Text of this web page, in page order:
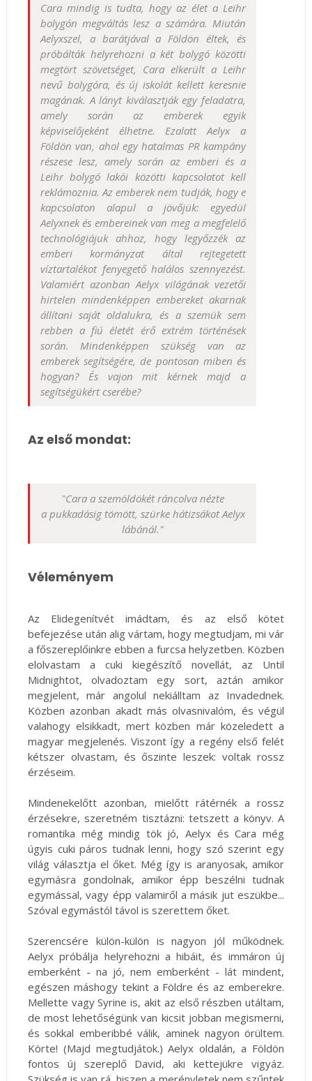
Cara mindig is tudta, hogy az élet a Leihr
bolygón megváltás lesz a számára. Miután
Aelyxszel, a barátjával a Földön éltek, és
próbálták helyrehozni a két bolygó közötti
megtört szövetséget, Cara elkerült a Leihr
nevű bolygóra, és új iskolát kellett keresnie
magának. A lányt kiválasztják egy feladatra,
amely során az emberek egyik
képviselőjeként élhetne. Ezalatt Aelyx a
Földön van, ahol egy hatalmas PR kampány
részese lesz, amely során az emberi és a
Leihr bolygó lakói közötti kapcsolatot kell
reklámoznia. Az emberek nem tudják, hogy e
kapcsolaton alapul a jövőjük: egyedül
Aelyxnek és embereinek van meg a megfelelő
technológiájuk ahhoz, hogy legyőzzék az
emberi kormányzat által rejtegetett
víztartalékot fenyegető halálos szennyezést.
Valamiért azonban Aelyx világának vezetői
hirtelen mindenképpen embereket akarnak
állítani saját oldalukra, és a szemük sem
rebben a fiú életét érő extrém történések
során. Mindenképpen szükség van az
emberek segítségére, de pontosan miben és
hogyan? És vajon mit kérnek majd a
segítségükért cserébe?
Az első mondat:
"Cara a szemöldökét ráncolva nézte
a pukkadásig tömött, szürke hátizsákot Aelyx
lábánál."
Véleményem
Az Elidegenítvét imádtam, és az első kötet
befejezése után alig vártam, hogy megtudjam, mi vár
a főszereplőinkre ebben a furcsa helyzetben. Közben
elolvastam a cuki kiegészítő novellát, az Until
Midnightot, olvadoztam egy sort, aztán amikor
megjelent, már angolul nekiálltam az Invadednek.
Közben azonban akadt más olvasnivalóm, és végül
valahogy elsikkadt, mert közben már közeledett a
magyar megjelenés. Viszont így a regény első felét
kétszer olvastam, és őszinte leszek: voltak rossz
érzéseim.
Mindenekelőtt azonban, mielőtt rátérnék a rossz
érzésekre, szeretném tisztázni: tetszett a könyv. A
romantika még mindig tök jó, Aelyx és Cara még
úgyis cuki páros tudnak lenni, hogy szó szerint egy
világ választja el őket. Még így is aranyosak, amikor
egymásra gondolnak, amikor épp beszélni tudnak
egymással, vagy épp valamiről a másik jut eszükbe...
Szóval egymástól távol is szerettem őket.
Szerencsére külön-külön is nagyon jól működnek.
Aelyx próbálja helyrehozni a hibáit, és immáron új
emberként - na jó, nem emberként - lát mindent,
egészen máshogy tekint a Földre és az emberekre.
Mellette vagy Syrine is, akit az első részben utáltam,
de most lehetőségünk van kicsit jobban megismerni,
és sokkal emberibbé válik, aminek nagyon örültem.
Körte! (Majd megtudjátok.) Aelyx oldalán, a Földön
fontos új szereplő David, aki kettejükre vigyáz.